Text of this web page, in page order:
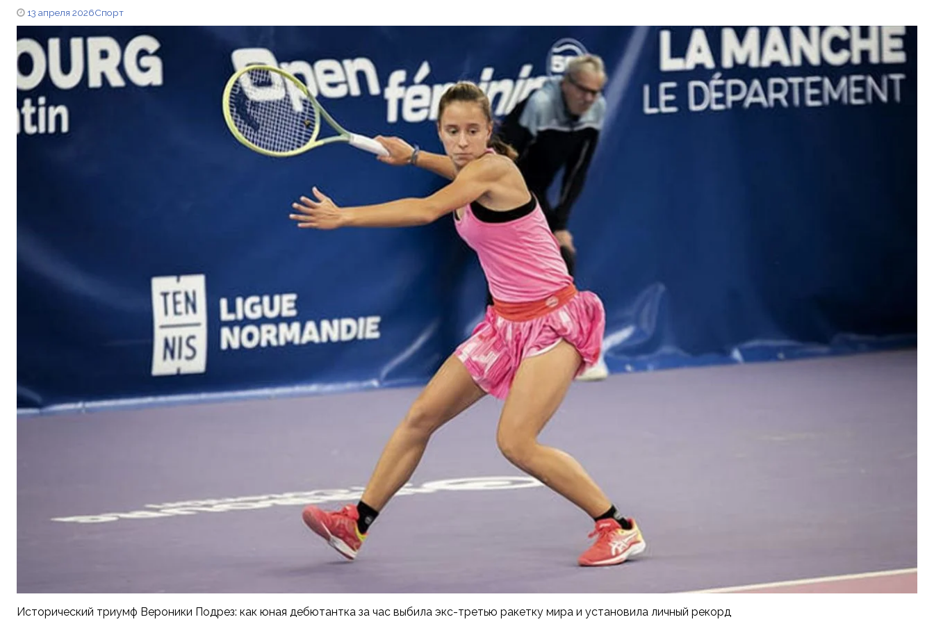
13 апреля 2026Спорт
Исторический триумф Вероники Подрез: как юная дебютантка за час выбила экс-третью ракетку мира и установила личный рекорд